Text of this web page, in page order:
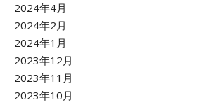
2024年4月
2024年2月
2024年1月
2023年12月
2023年11月
2023年10月